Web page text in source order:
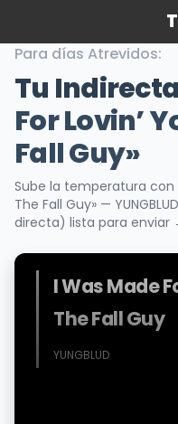
Para días Atrevidos:
Tu
For Lovin’
Fall Guy»
Sube la temperatura con
The Fall Guy» —
directa) lista para enviar
I Was Made
The Fall Guy
YUNGBLUD